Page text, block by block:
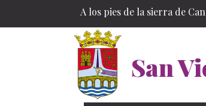
A los pies de la sierra de
San